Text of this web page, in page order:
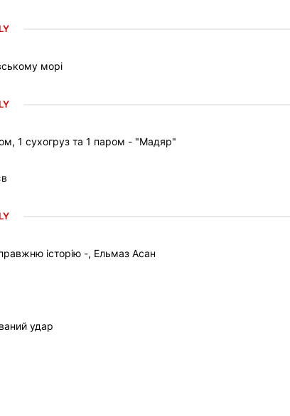
морі
1 сухогруз та 1 паром - "Мадяр"
історію -, Ельмаз Асан
удар